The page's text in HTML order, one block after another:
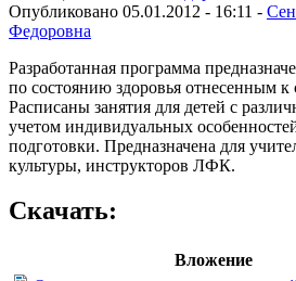
Опубликовано 05.01.2012 - 16:11 -
Федоровна
Разработанная программа
по состоянию здоровья отнесенным к
Расписаны занятия для детей с
учетом индивидуальных
подготовки. Предназначена для
культуры, инструкторов ЛФК.
Скачать:
Вложение